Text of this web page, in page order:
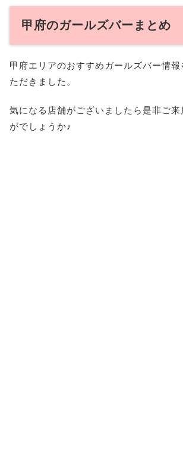
甲府のガールズバーまとめ
甲府エリアのおすすめガールズバー情
ただきました。
気になる店舗がございましたら是非ご
がでしょうか♪